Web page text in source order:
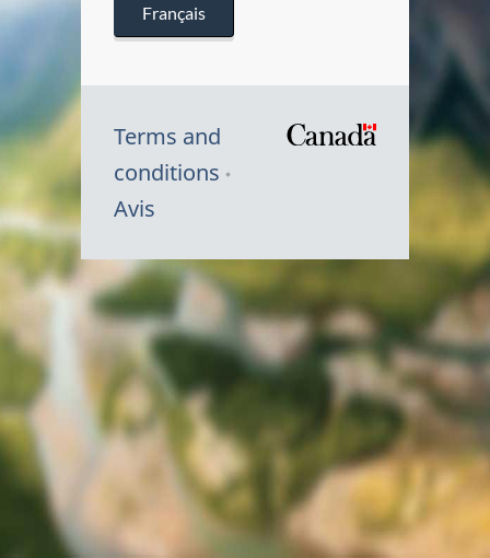
Français
Terms and
conditions
Avis
Canada